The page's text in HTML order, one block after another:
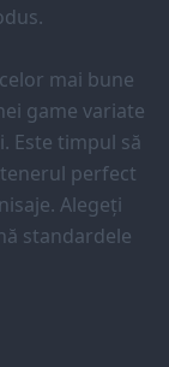
mai bune
game variate
Este timpul să
perfect
Alegeți
standardele